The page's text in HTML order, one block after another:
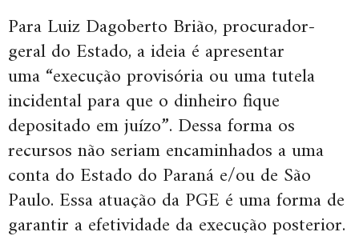
Para Luiz Dagoberto Brião, procurador-
geral do Estado, a ideia é apresentar
uma “execução provisória ou uma tutela
incidental para que o dinheiro fique
depositado em juízo”. Dessa forma os
recursos não seriam encaminhados a uma
conta do Estado do Paraná e/ou de São
Paulo. Essa atuação da PGE é uma forma de
garantir a efetividade da execução posterior.